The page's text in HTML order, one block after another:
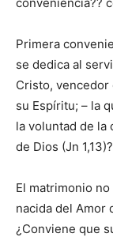
conveniencia??
Primera
se dedica al
Cristo,
su Espíritu; – la
la voluntad de la
de Dios (Jn
El matrimonio
nacida del Amor
¿Conviene que